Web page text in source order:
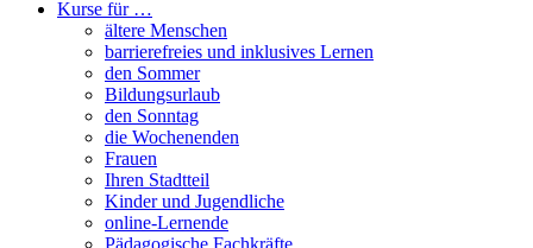
Kurse für …
ältere Menschen
barrierefreies und inklusives Lernen
den Sommer
Bildungsurlaub
den Sonntag
die Wochenenden
Frauen
Ihren Stadtteil
Kinder und Jugendliche
online-Lernende
Pädagogische Fachkräfte